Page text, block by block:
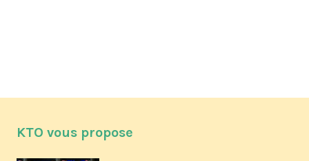
KTO vous propose